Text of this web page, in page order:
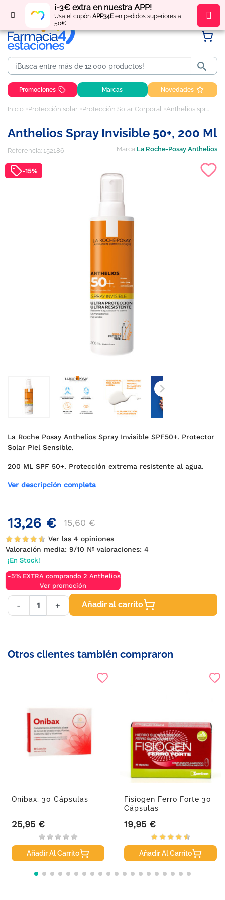
¡-3€ extra en nuestra APP!
Usa el cupón APP34Een pedidos superiores a
50€
Regístratey obténpuntos por tus compras

Promociones Marcas Novedades
Inicio Protección solar Protección Solar Corporal Anthelios spray invisible 50+, 200 ml
Anthelios Spray Invisible 50+, 200 Ml
Referencia: 152186 Marca La Roche-Posay Anthelios
-15%

La Roche Posay Anthelios Spray Invisible SPF50+. Protector
Solar Piel Sensible.
200 ML SPF 50+. Protección extrema resistente al agua.
Ver descripción completa
13,26 € 15,60 €
Ver las 4 opiniones
Valoración media:9/10 Nº valoraciones:4
¡En Stock!
-5% EXTRA comprando 2 Anthelios
Ver promoción
- + Añadir al carrito
Otros clientes también compraron
Onibax, 30 Cápsulas
Precio
25,95 €
Añadir Al Carrito
Fisiogen Ferro Forte 30
Cápsulas
Precio
19,95 €
Añadir Al Carrito